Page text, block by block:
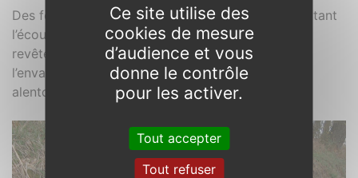
Des fossés latéraux sont souvent réalisés, permettant
l’écoulement de l’eau issue de la route dont le
revêtement est en général bombé, ou pour éviter
l’envahissement de la route par l’eau des terrains
alentour.
Ce site utilise des
cookies de mesure
d’audience et vous
donne le contrôle
pour les activer.
Tout accepter
Tout refuser